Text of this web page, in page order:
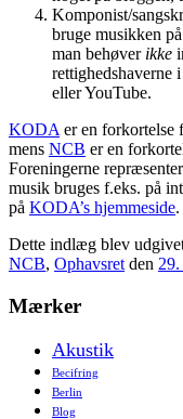
Komponist/
bruge musikken
man behøver ikke
rettighedshaverne
eller YouTube.
KODA er en forkortelse
mens NCB er en
Foreningerne
musik bruges f.eks. på
på KODA’s hjemmeside.
Dette indlæg blev
NCB, Ophavsret den
Mærker
Akustik
Becifring
Berlin
Blog